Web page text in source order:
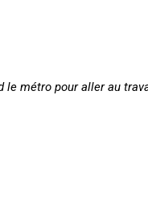
le métro pour aller au